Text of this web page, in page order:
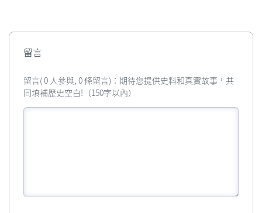
留言
留言( 0 人參與, 0 條留言)：期待您提供史料和真實故事，共
同填補歷史空白!（150字以內）